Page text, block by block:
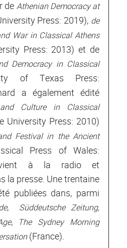
de Athenian Democracy at
Press: 2019), de
War in Classical Athens
Press: 2013) et de
Democracy in Classical
of Texas Press:
a également édité
Culture in Classical
University Press: 2010)
Festival in the Ancient
Press of Wales:
à la radio et
la presse. Une trentaine
publiées dans, parmi
,
Süddeutsche Zeitung,
,
The Sydney Morning
(France).